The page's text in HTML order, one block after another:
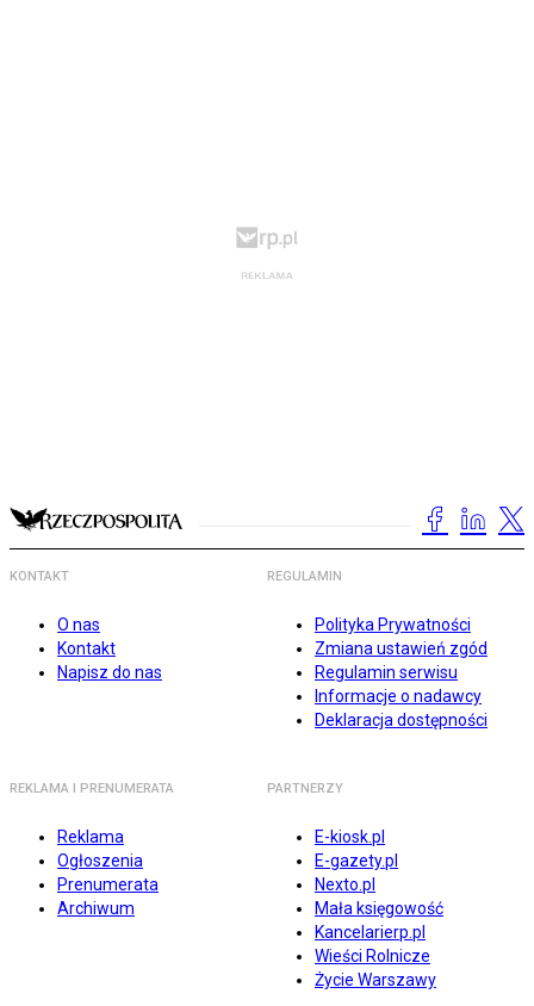
KONTAKT
O nas
Kontakt
Napisz do nas
REGULAMIN
Polityka Prywatności
Zmiana ustawień zgód
Regulamin serwisu
Informacje o nadawcy
Deklaracja dostępności
REKLAMA I PRENUMERATA
Reklama
Ogłoszenia
Prenumerata
Archiwum
PARTNERZY
E-kiosk.pl
E-gazety.pl
Nexto.pl
Mała księgowość
Kancelarierp.pl
Wieści Rolnicze
Życie Warszawy